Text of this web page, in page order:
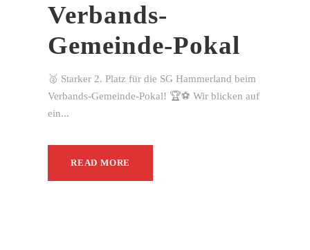
Verbands-
Gemeinde-Pokal
🥈 Starker 2. Platz für die SG Hammerland beim
Verbands-Gemeinde-Pokal! 🏆⚽ Wir blicken auf
ein...
READ MORE